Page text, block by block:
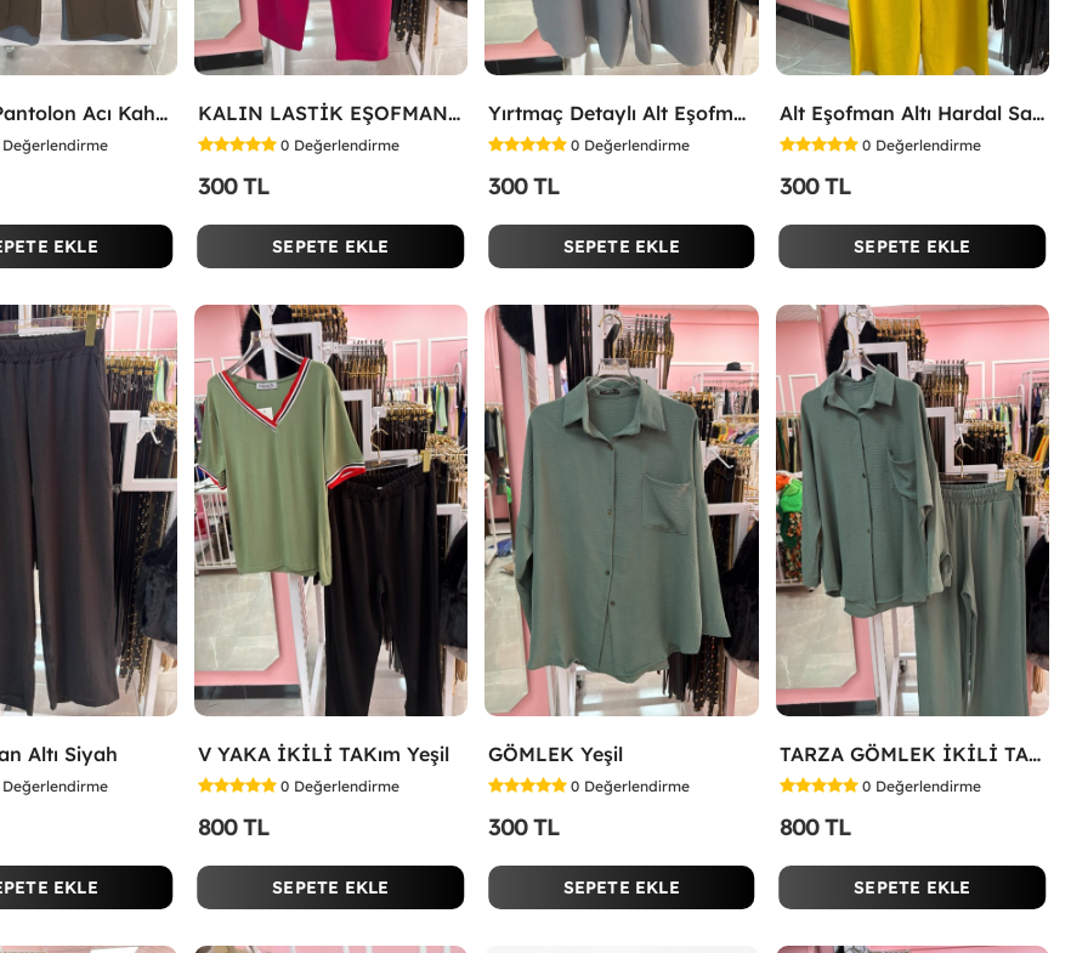
Düğmeli Pantolon Acı Kahve
Değerlendirme
EKLE
KALIN LASTİK EŞOFMAN ALTI Fuşya
0 Değerlendirme
300 TL
SEPETE EKLE
Yırtmaç Detaylı Alt Eşofman Altı Gri
0 Değerlendirme
300 TL
SEPETE EKLE
Alt Eşofman Altı Hardal Sarısı
0 Değerlendirme
300 TL
SEPETE EKLE
Altı Siyah
Değerlendirme
EKLE
V YAKA İKİLİ TAKım Yeşil
0 Değerlendirme
800 TL
SEPETE EKLE
GÖMLEK Yeşil
0 Değerlendirme
300 TL
SEPETE EKLE
TARZA GÖMLEK İKİLİ TAKIM KOT KUMAŞ Yeşil
0 Değerlendirme
800 TL
SEPETE EKLE